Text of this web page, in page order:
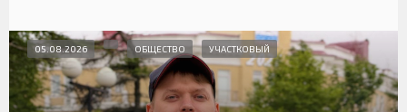
05.08.2026 ОБЩЕСТВО УЧАСТКОВЫЙ